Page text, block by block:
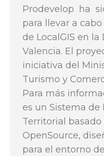
Prodevelop ha
para llevar a
de LocalGIS en
Valencia. El
iniciativa del
Turismo y
Para más
es un Sistema de
Territorial
OpenSource,
para el entorno